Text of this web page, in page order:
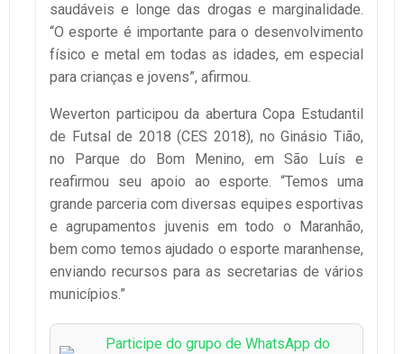
saudáveis e longe das drogas e marginalidade.
“O esporte é importante para o desenvolvimento
físico e metal em todas as idades, em especial
para crianças e jovens”, afirmou.
Weverton participou da abertura Copa Estudantil
de Futsal de 2018 (CES 2018), no Ginásio Tião,
no Parque do Bom Menino, em São Luís e
reafirmou seu apoio ao esporte. “Temos uma
grande parceria com diversas equipes esportivas
e agrupamentos juvenis em todo o Maranhão,
bem como temos ajudado o esporte maranhense,
enviando recursos para as secretarias de vários
municípios.”
Participe do grupo de WhatsApp do